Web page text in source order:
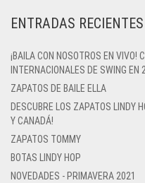
ENTRADAS RECIENTES
¡BAILA CON NOSOTROS EN VIVO!
INTERNACIONALES DE SWING EN
ZAPATOS DE BAILE ELLA
DESCUBRE LOS ZAPATOS LINDY
Y CANADÁ!
ZAPATOS TOMMY
BOTAS LINDY HOP
NOVEDADES - PRIMAVERA 2021